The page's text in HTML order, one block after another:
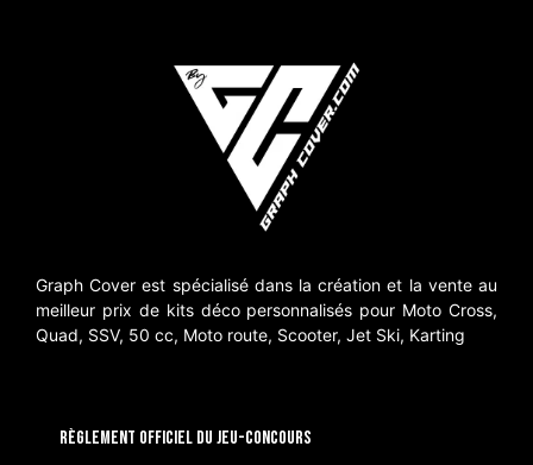
Graph Cover est spécialisé dans la création et la vente au
meilleur prix de kits déco personnalisés pour Moto Cross,
Quad, SSV, 50 cc, Moto route, Scooter, Jet Ski, Karting
RÈGLEMENT OFFICIEL DU JEU-CONCOURS